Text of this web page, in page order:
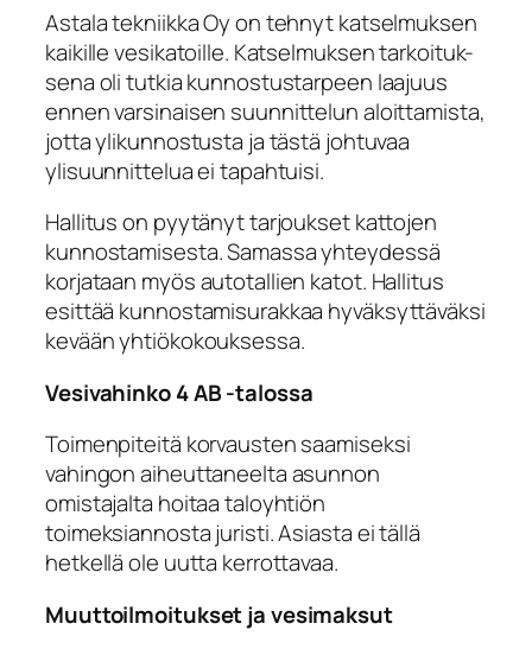
Astala tekniikka Oy on tehnyt katselmuksen
kaikille vesikatoille. Katselmuksen tarkoituk-
sena oli tutkia kunnostustarpeen laajuus
ennen varsinaisen suunnittelun aloittamista,
jotta ylikunnostusta ja tästä johtuvaa
ylisuunnittelua ei tapahtuisi.
Hallitus on pyytänyt tarjoukset kattojen
kunnostamisesta. Samassa yhteydessä
korjataan myös autotallien katot. Hallitus
esittää kunnostamisurakkaa hyväksyttäväksi
kevään yhtiö­kokouksessa.
Vesivahinko 4 AB -talossa
Toimenpiteitä korvausten saamiseksi
vahingon aiheuttaneelta asunnon
omistajalta hoitaa taloyhtiön
toimeksiannosta juristi. Asiasta ei tällä
hetkellä ole uutta kerrottavaa.
Muuttoilmoitukset ja vesimaksut